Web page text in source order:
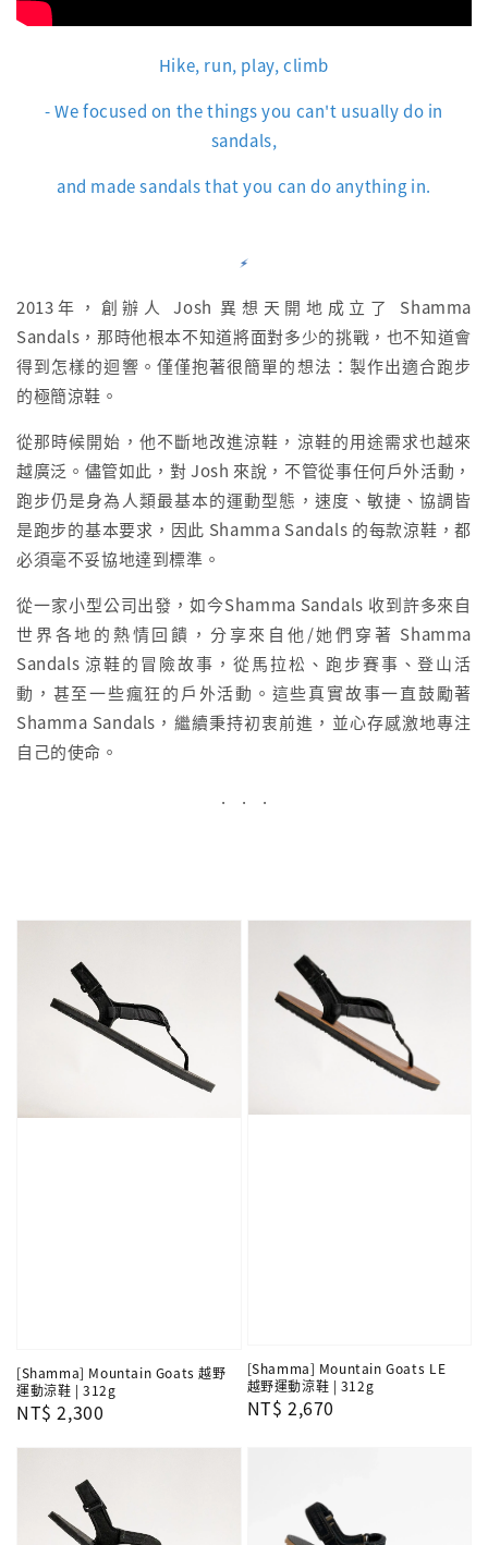
Hike, run, play, climb
- We focused on the things you can't usually do in
sandals,
and made sandals thatyou can do anything in.
2013年，創辦人 Josh 異想天開地成立了 Shamma
Sandals，那時他根本不知道將面對多少的挑戰，也不知道會
得到怎樣的迴響。僅僅抱著很簡單的想法：製作出適合跑步
的極簡涼鞋。
從那時候開始，他不斷地改進涼鞋，涼鞋的用途需求也越來
越廣泛。儘管如此，對 Josh 來說，不管從事任何戶外活動，
跑步仍是身為人類最基本的運動型態，速度、敏捷、協調皆
是跑步的基本要求，因此 Shamma Sandals 的每款涼鞋，都
必須毫不妥協地達到標準。
從一家小型公司出發，如今Shamma Sandals 收到許多來自
世界各地的熱情回饋，分享來自他/她們穿著 Shamma
Sandals 涼鞋的冒險故事，從馬拉松、跑步賽事、登山活
動，甚至一些瘋狂的戶外活動。這些真實故事一直鼓勵著
Shamma Sandals，繼續秉持初衷前進，並心存感激地專注
自己的使命。
. . .
[Shamma] Mountain Goats 越野
運動涼鞋 | 312g
Regular
NT$ 2,300
[Shamma] Mountain Goats LE
越野運動涼鞋 | 312g
Regular
NT$ 2,670